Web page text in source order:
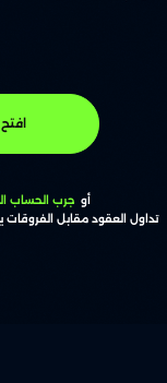
أو جرب الحساب
تداول العقود مقابل